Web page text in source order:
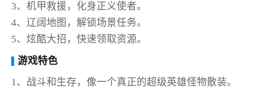
3、机甲救援，化身正义使者。
4、辽阔地图，解锁场景任务。
5、炫酷大招，快速领取资源。
游戏特色
1、战斗和生存，像一个真正的超级英雄怪物散装。